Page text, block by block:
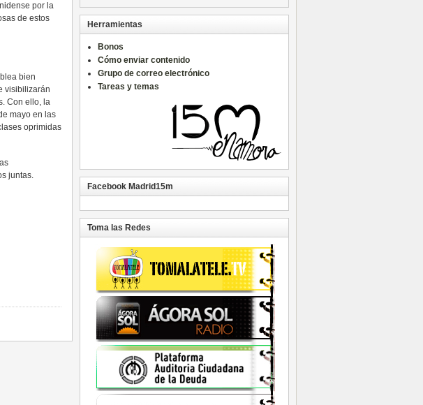
por la
de estos
bien
visibilizarán
Con ello, la
mayo en las
oprimidas
juntas.
Herramientas
Bonos
Cómo enviar contenido
Grupo de correo electrónico
Tareas y temas
Facebook Madrid15m
Toma las Redes